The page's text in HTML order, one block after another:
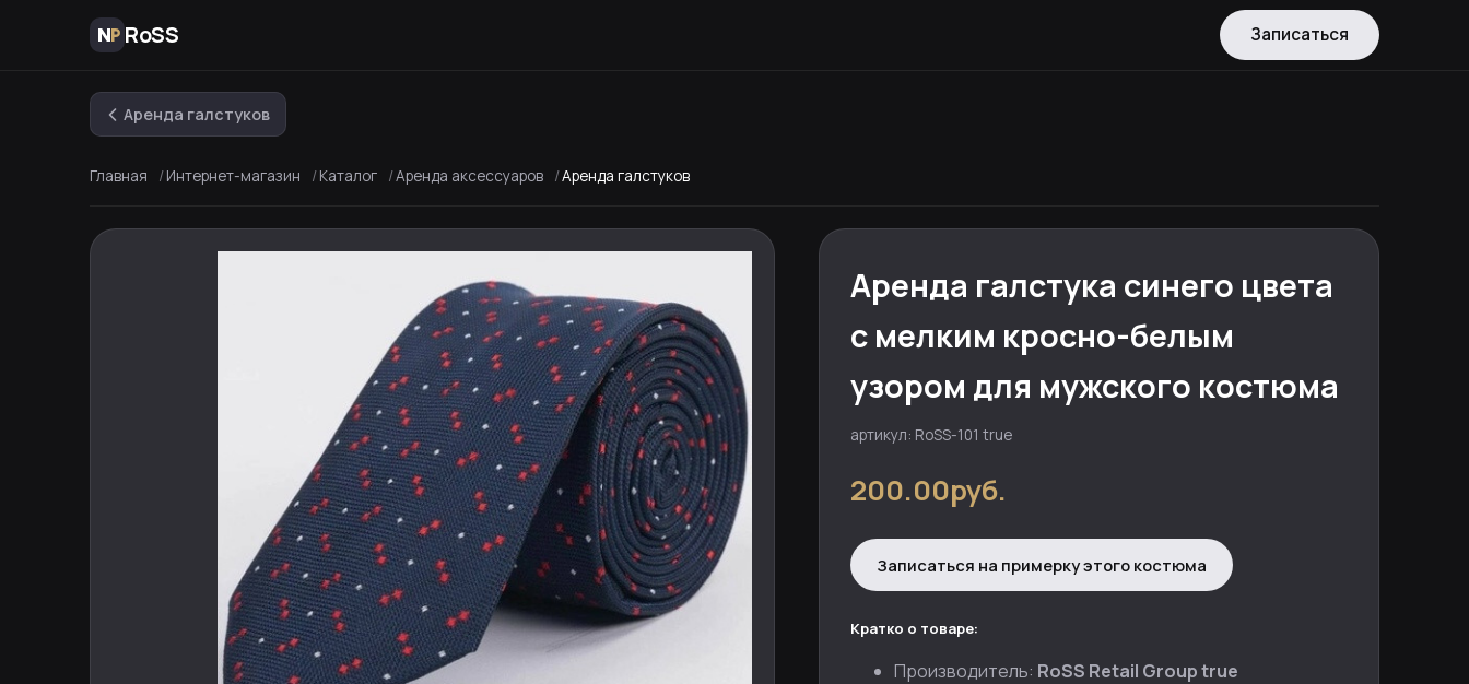
RoSS Записаться
Аренда галстуков
Главная Интернет-магазин Каталог Аренда аксессуаров Аренда галстуков
Аренда галстука синего цвета
с мелким кросно-белым
узором для мужского костюма
артикул: RoSS-101 true
200.00руб.
Записаться на примерку этого костюма
Кратко о товаре:
Производитель: RoSS Retail Group true